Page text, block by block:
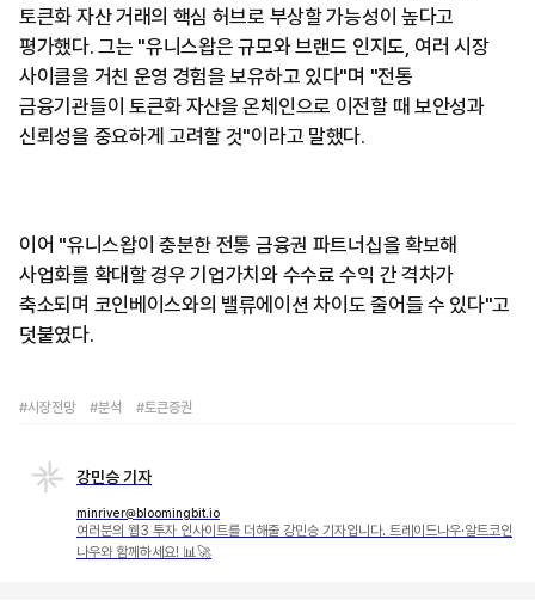
토큰화 자산 거래의 핵심 허브로 부상할 가능성이 높다고
평가했다. 그는 "유니스왑은 규모와 브랜드 인지도, 여러 시장
사이클을 거친 운영 경험을 보유하고 있다"며 "전통
금융기관들이 토큰화 자산을 온체인으로 이전할 때 보안성과
신뢰성을 중요하게 고려할 것"이라고 말했다.
이어 "유니스왑이 충분한 전통 금융권 파트너십을 확보해
사업화를 확대할 경우 기업가치와 수수료 수익 간 격차가
축소되며 코인베이스와의 밸류에이션 차이도 줄어들 수 있다"고
덧붙였다.
#시장전망 #분석 #토큰증권
강민승 기자
minriver@bloomingbit.io
여러분의 웹3 투자 인사이트를 더해줄 강민승 기자입니다. 트레이드나우·알트코인
나우와 함께하세요! 📊🚀